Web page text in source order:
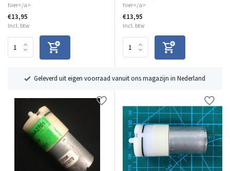
hier</a>
€13,95
Incl. btw
hier</a>
€13,95
Incl. btw
Geleverd uit eigen voorraad vanuit ons magazijn in Nederland